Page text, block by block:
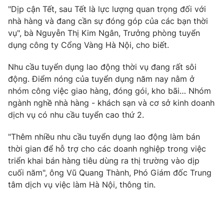
Liên hệ tòa soạn English
THỜI BÁO VTV
Cơ quan chủ quản:Đài Truyền hình Việt Nam
Cơ quan báo chí: Thời báo VTV
Giấy phép hoạt động báo in và báo điện tử số 483/GP-BTTTT
"Dịp cận Tết, sau Tết là lực lượng quan trọng đối với
nhà hàng và đang cần sự đóng góp của các bạn thời
vụ", bà Nguyễn Thị Kim Ngân, Trưởng phòng tuyển
dụng công ty Cổng Vàng Hà Nội, cho biết.
Nhu cầu tuyển dụng lao động thời vụ đang rất sôi
động. Điểm nóng của tuyển dụng năm nay nằm ở
nhóm công việc giao hàng, đóng gói, kho bãi… Nhóm
ngành nghề nhà hàng - khách sạn và cơ sở kinh doanh
dịch vụ có nhu cầu tuyển cao thứ 2.
"Thêm nhiều nhu cầu tuyển dụng lao động làm bán
thời gian để hỗ trợ cho các doanh nghiệp trong việc
triển khai bán hàng tiêu dùng ra thị trường vào dịp
cuối năm", ông Vũ Quang Thành, Phó Giám đốc Trung
tâm dịch vụ việc làm Hà Nội, thông tin.